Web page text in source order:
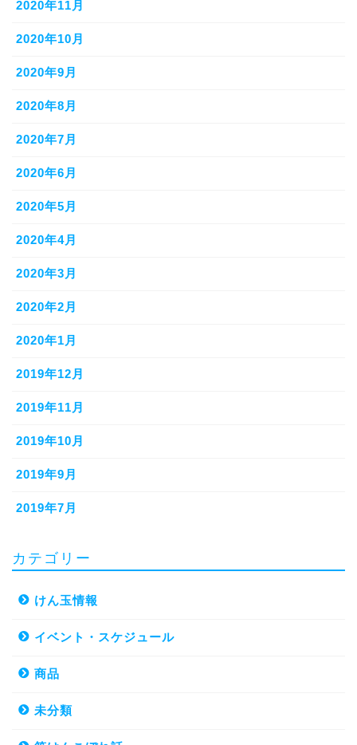
2020年11月
2020年10月
2020年9月
2020年8月
2020年7月
2020年6月
2020年5月
2020年4月
2020年3月
2020年2月
2020年1月
2019年12月
2019年11月
2019年10月
2019年9月
2019年7月
カテゴリー
けん玉情報
イベント・スケジュール
商品
未分類